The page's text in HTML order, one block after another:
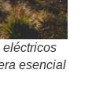
eléctricos
esencial